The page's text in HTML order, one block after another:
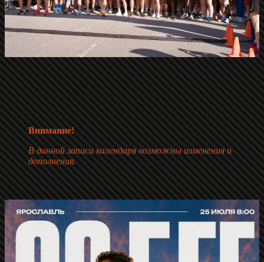
Внимание!
В данной записи календаря возможны изменения и
дополнения.